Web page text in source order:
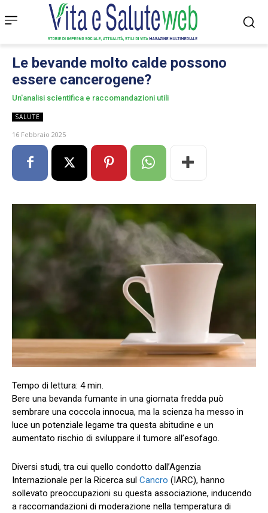
Le bevande molto calde possono
essere cancerogene?
Un'analisi scientifica e raccomandazioni utili
SALUTE
16 Febbraio 2025
Bere una bevanda fumante in una giornata fredda può
sembrare una coccola innocua, ma la scienza ha messo in
luce un potenziale legame tra questa abitudine e un
aumentato rischio di sviluppare il tumore all’esofago.
Diversi studi, tra cui quello condotto dall’Agenzia
Internazionale per la Ricerca sul Cancro (IARC), hanno
sollevato preoccupazioni su questa associazione, inducendo
a raccomandazioni di moderazione nella temperatura di